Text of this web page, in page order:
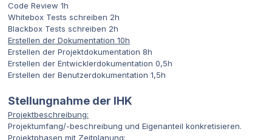
Code Review 1h
Whitebox Tests schreiben 2h
Blackbox Tests schreiben 2h
Erstellen der Dokumentation 10h
Erstellen der Projektdokumentation 8h
Erstellen der Entwicklerdokumentation 0,5h
Erstellen der Benutzerdokumentation 1,5h
Stellungnahme der IHK
Projektbeschreibung:
Projektumfang/-beschreibung und Eigenanteil konkretisieren.
Projektphasen mit Zeitplanung: